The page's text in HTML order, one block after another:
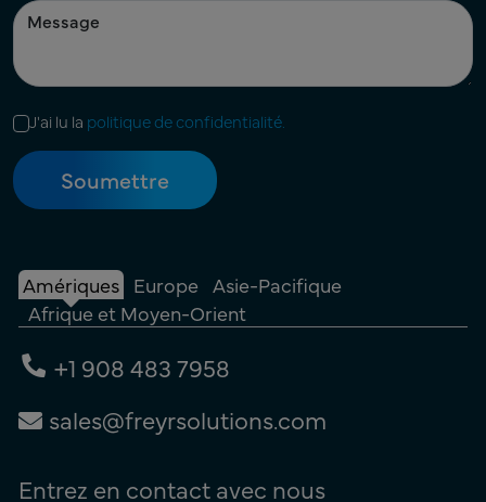
J'ai lu lapolitique de confidentialité.
Amériques Europe Asie-Pacifique
sales@freyrsolutions.com